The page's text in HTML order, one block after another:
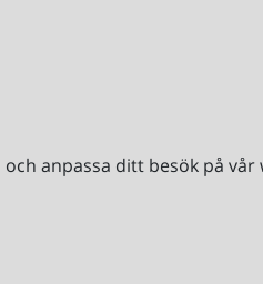
anpassa ditt besök på